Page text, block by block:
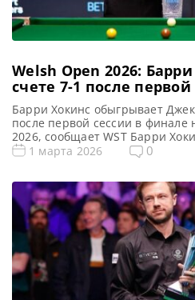
Welsh Open 2026:
счете 7-1 после первой
Барри Хокинс обыгрывает
после первой сессии в финале
2026, сообщает WST Барри
победы на турнире Welsh Open
второй сессии будет
1 марта 2026 0